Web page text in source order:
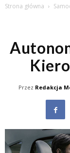
Strona główna
Przez Redakcja